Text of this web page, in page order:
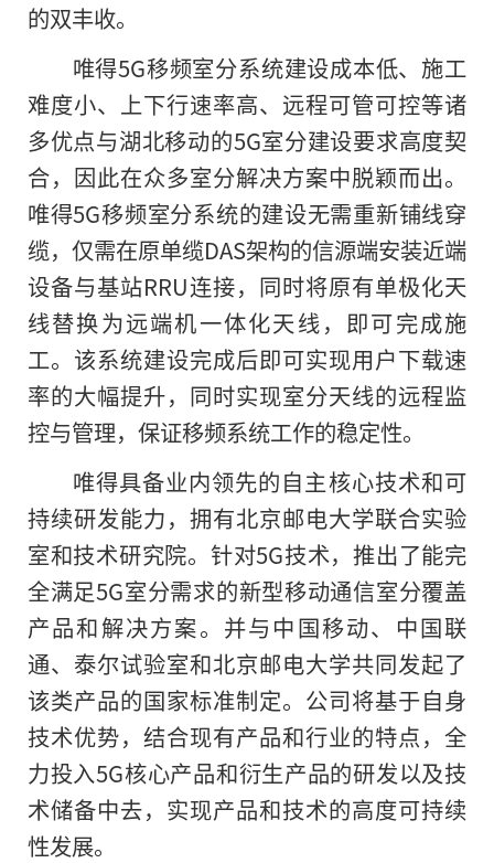
的双丰收。
唯得5G移频室分系统建设成本低、施工
难度小、上下行速率高、远程可管可控等诸
多优点与湖北移动的5G室分建设要求高度契
合，因此在众多室分解决方案中脱颖而出。
唯得5G移频室分系统的建设无需重新铺线穿
缆，仅需在原单缆DAS架构的信源端安装近端
设备与基站RRU连接，同时将原有单极化天
线替换为远端机一体化天线，即可完成施
工。该系统建设完成后即可实现用户下载速
率的大幅提升，同时实现室分天线的远程监
控与管理，保证移频系统工作的稳定性。
唯得具备业内领先的自主核心技术和可
持续研发能力， 拥有北京邮电大学联合实验
室和技术研究院。针对5G技术，推出了能完
全满足5G室分需求的新型移动通信室分覆盖
产品和解决方案。并与中国移动、中国联
通、泰尔试验室和北京邮电大学共同发起了
该类产品的国家标准制定。公司将基于自身
技术优势，结合现有产品和行业的特点，全
力投入5G核心产品和衍生产品的研发以及技
术储备中去，实现产品和技术的高度可持续
性发展。